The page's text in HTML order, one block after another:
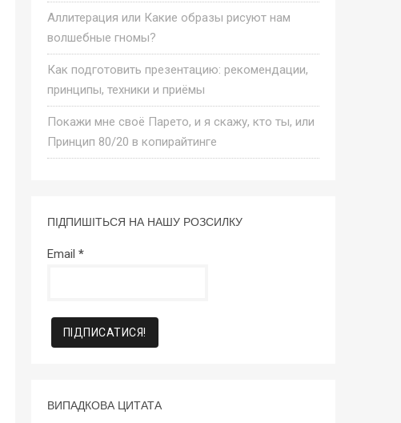
Аллитерация или Какие образы рисуют нам
волшебные гномы?
Как подготовить презентацию: рекомендации,
принципы, техники и приёмы
Покажи мне своё Парето, и я скажу, кто ты, или
Принцип 80/20 в копирайтинге
ПІДПИШІТЬСЯ НА НАШУ РОЗСИЛКУ
Email *
ВИПАДКОВА ЦИТАТА